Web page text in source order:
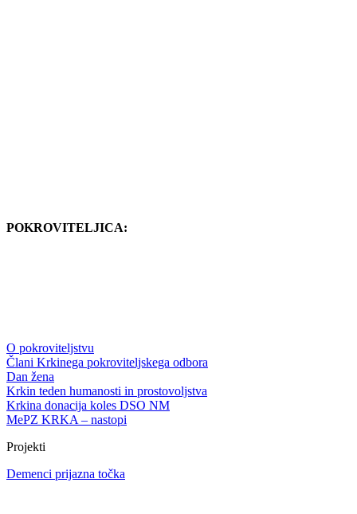
POKROVITELJICA:
O pokroviteljstvu
Člani Krkinega pokroviteljskega odbora
Dan žena
Krkin teden humanosti in prostovoljstva
Krkina donacija koles DSO NM
MePZ KRKA – nastopi
Projekti
Demenci prijazna točka